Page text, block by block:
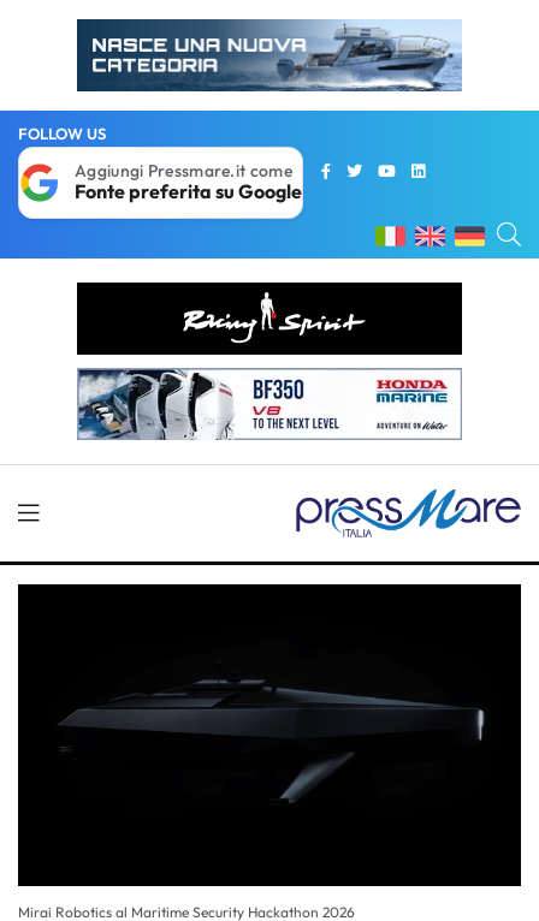
FOLLOW US
Aggiungi Pressmare.it come
Fonte preferita su Google
Mirai Robotics al Maritime Security Hackathon 2026